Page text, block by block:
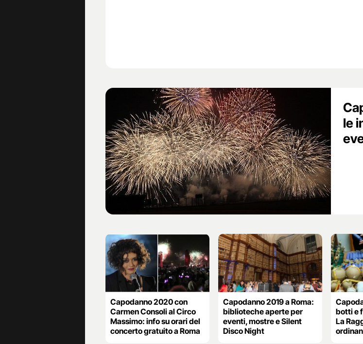
le
Capodanno 2020 con
Carmen Consoli al Circo
Massimo: info su orari del
concerto gratuito a Roma
Capodanno 2019 a Roma:
biblioteche aperte per
eventi, mostre e Silent
Disco Night
botti e
La